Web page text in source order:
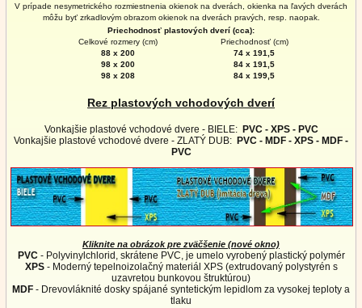
V prípade nesymetrického rozmiestnenia okienok na dverách, okienka na ľavých dverách
môžu byť zrkadlovým obrazom okienok na dverách pravých, resp. naopak.
Priechodnosť plastových dverí (cca):
Celkové rozmery (cm)
Priechodnosť (cm)
88 x 200
74 x 191,5
98 x 200
84 x 191,5
98 x 208
84 x 199,5
Rez plastových vchodových dverí
Vonkajšie plastové vchodové dvere - BIELE: PVC - XPS - PVC
Vonkajšie plastové vchodové dvere - ZLATÝ DUB: PVC - MDF - XPS - MDF -
PVC
Kliknite na obrázok pre zväčšenie (nové okno)
PVC- Polyvinylchlorid, skrátene PVC, je umelo vyrobený plastický polymér
XPS- Moderný tepelnoizolačný materiál XPS (extrudovaný polystyrén s
uzavretou bunkovou štruktúrou)
MDF - Drevovláknité dosky spájané syntetickým lepidlom za vysokej teploty a
tlaku